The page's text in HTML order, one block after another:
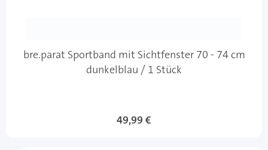
bre.parat Sportband mit Sichtfenster 70 - 74 cm
dunkelblau / 1 Stück
49,99 €